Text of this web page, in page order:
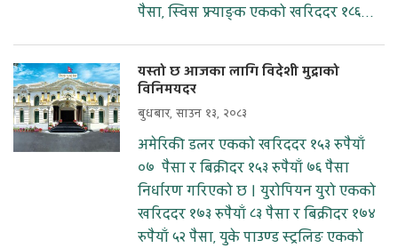
पैसा, स्विस फ्र्याङ्क एकको खरिददर १८६...
यस्तो छ आजका लागि विदेशी मुद्राको
विनिमयदर
बुधबार, साउन १३, २०८३
अमेरिकी डलर एकको खरिददर १५३ रुपैयाँ
०७ पैसा र बिक्रीदर १५३ रुपैयाँ ७६ पैसा
निर्धारण गरिएको छ । युरोपियन युरो एकको
खरिददर १७३ रुपैयाँ ८३ पैसा र बिक्रीदर १७४
रुपैयाँ ५२ पैसा, युके पाउण्ड स्ट्रलिङ एकको